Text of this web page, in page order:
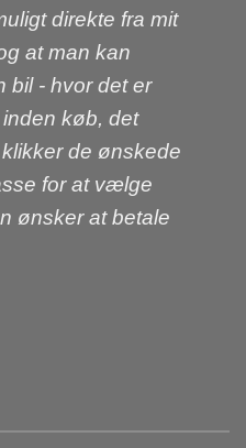
direkte fra mit
at man kan
bil - hvor det er
køb, det
de ønskede
for at vælge
ønsker at betale